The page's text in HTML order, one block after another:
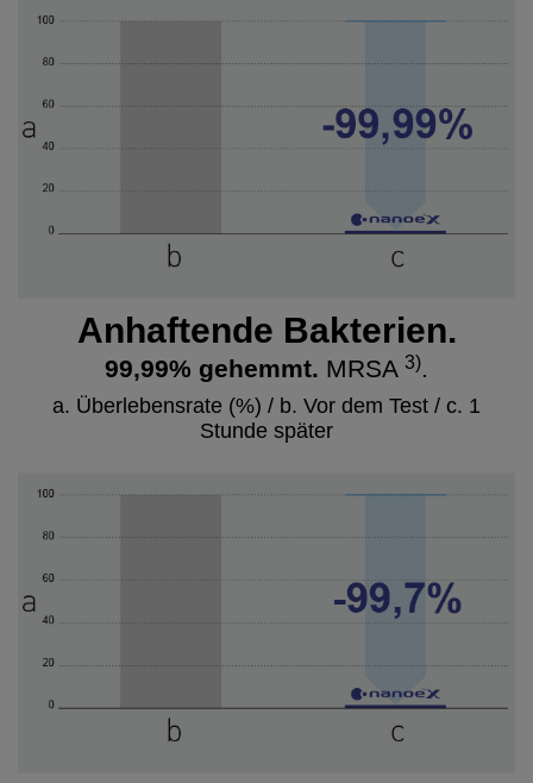
Anhaftende Bakterien.
99,99% gehemmt. MRSA 3).
a. Überlebensrate (%) / b. Vor dem Test / c. 1
Stunde später